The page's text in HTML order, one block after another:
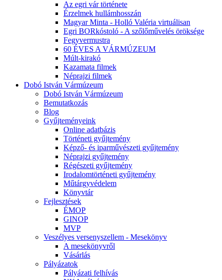
Az egri vár története
Érzelmek hullámhosszán
Magyar Minta - Holló Valéria virtuálisan
Egri BORkóstoló - A szőlőművelés öröksége
Fegyvermustra
60 ÉVES A VÁRMÚZEUM
Múlt-kirakó
Kazamata filmek
Néprajzi filmek
Dobó István Vármúzeum
Dobó István Vármúzeum
Bemutatkozás
Blog
Gyűjteményeink
Online adatbázis
Történeti gyűjtemény
Képző- és iparművészeti gyűjtemény
Néprajzi gyűjtemény
Régészeti gyűjtemény
Irodalomtörténeti gyűjtemény
Műtárgyvédelem
Könyvtár
Fejlesztések
ÉMOP
GINOP
MVP
Veszélyes versenyszellem - Mesekönyv
A mesekönyvről
Vásárlás
Pályázatok
Pályázati felhívás